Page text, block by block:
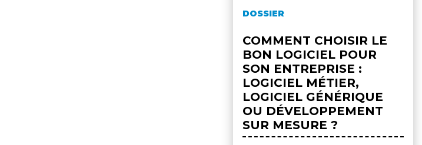
DOSSIER
COMMENT CHOISIR LE
BON LOGICIEL POUR
SON ENTREPRISE :
LOGICIEL MÉTIER,
LOGICIEL GÉNÉRIQUE
OU DÉVELOPPEMENT
SUR MESURE ?